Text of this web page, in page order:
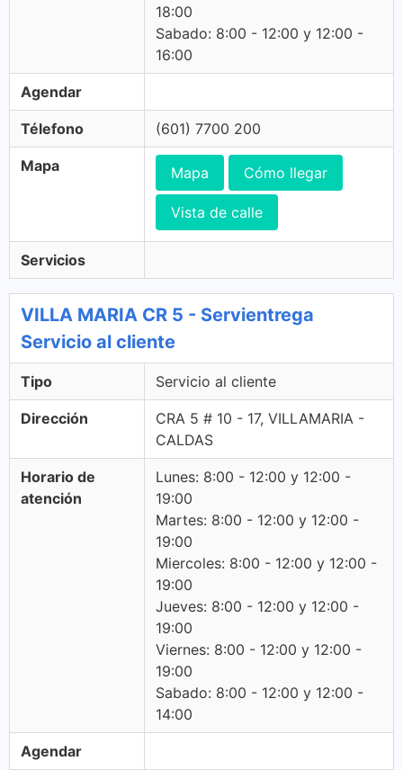
18:00
Sabado: 8:00 - 12:00 y 12:00 -
16:00
Agendar
Télefono (601) 7700 200
Mapa Mapa Cómo llegar
Vista de calle
Servicios
VILLA MARIA CR 5 - Servientrega
Servicio al cliente
Tipo Servicio al cliente
Dirección
CRA 5 # 10 - 17, VILLAMARIA -
CALDAS
Horario de
atención
Lunes: 8:00 - 12:00 y 12:00 -
19:00
Martes: 8:00 - 12:00 y 12:00 -
19:00
Miercoles: 8:00 - 12:00 y 12:00 -
19:00
Jueves: 8:00 - 12:00 y 12:00 -
19:00
Viernes: 8:00 - 12:00 y 12:00 -
19:00
Sabado: 8:00 - 12:00 y 12:00 -
14:00
Agendar